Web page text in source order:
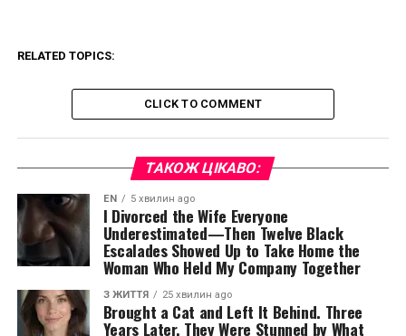
RELATED TOPICS:
CLICK TO COMMENT
ТАКОЖ ЦІКАВО:
EN 5 хвилин ago
I Divorced the Wife Everyone
Underestimated—Then Twelve Black
Escalades Showed Up to Take Home the
Woman Who Held My Company Together
З ЖИТТЯ 25 хвилин ago
Brought a Cat and Left It Behind. Three
Years Later, They Were Stunned by What